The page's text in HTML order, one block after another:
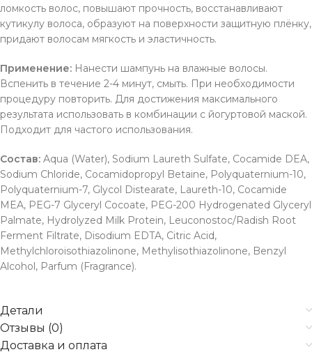
ломкость волос, повышают прочность, восстанавливают
кутикулу волоса, образуют на поверхности защитную плёнку,
придают волосам мягкость и эластичность.
Применение: Нанести шампунь на влажные волосы.
Вспенить в течение 2-4 минут, смыть. При необходимости
процедуру повторить. Для достижения максимального
результата использовать в комбинации с йогуртовой маской.
Подходит для частого использования.
Состав: Aqua (Water), Sodium Laureth Sulfate, Cocamide DEA,
Sodium Chloride, Cocamidopropyl Betaine, Polyquaternium-10,
Polyquaternium-7, Glycol Distearate, Laureth-10, Cocamide
MEA, PEG-7 Glyceryl Cocoate, PEG-200 Hydrogenated Glyceryl
Palmate, Hydrolyzed Milk Protein, Leuconostoc/Radish Root
Ferment Filtrate, Disodium EDTA, Citric Acid,
Methylchloroisothiazolinone, Methylisothiazolinone, Benzyl
Alcohol, Parfum (Fragrance).
Детали
Отзывы (0)
Доставка и оплата